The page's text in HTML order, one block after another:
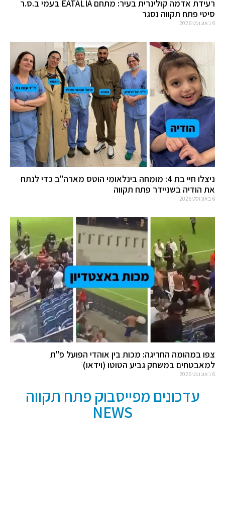
רעידת אדמה קולינרית בעיר: מתחם EATALIA בעמי ב.ס.ר
סיטי פתח תקווה נסגר
6 באוגוסט 2026
ניצלו חיי בת 4: מומחה בינלאומי הוטס מארה"ב כדי לנתח
את הודיה בשניידר פתח תקווה
6 באוגוסט 2026
צפו במהומה החריגה: מכות בין אוהדי הפועל פ"ת
למאבטחים במשחק גביע הטוטו (וידאו)
6 באוגוסט 2026
עדכונים מפייסבוק פתח תקווה
NEWS